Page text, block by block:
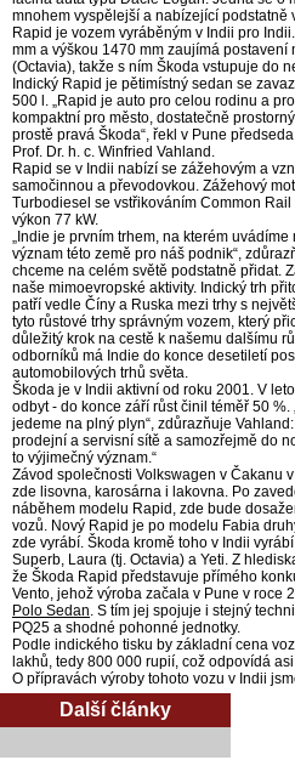
mnohem vyspělejší a nabízející podstatně
Rapid je vozem vyráběným v Indii pro
mm a výškou 1470 mm zaujímá postavení
(Octavia), takže s ním Škoda vstupuje do
Indický Rapid je pětimístný sedan se
500 l. „Rapid je auto pro celou rodinu a
kompaktní pro město, dostatečně
prostě pravá Škoda“, řekl v Pune
Prof. Dr. h. c. Winfried Vahland.
Rapid se v Indii nabízí se zážehovým a
samočinnou a převodovkou. Zážehový
Turbodiesel se vstřikováním Common
výkon 77 kW.
„Indie je prvním trhem, na kterém
význam této země pro náš podnik“,
chceme na celém světě podstatně přidat.
naše mimoevropské aktivity. Indický trh
patří vedle Číny a Ruska mezi trhy s
tyto růstové trhy správným vozem, který
důležitý krok na cestě k našemu dalšímu
odborníků má Indie do konce desetiletí
automobilových trhů světa.
Škoda je v Indii aktivní od roku 2001. V
odbyt - do konce září růst činil téměř 50
jedeme na plný plyn“, zdůrazňuje
prodejní a servisní sítě a samozřejmě do
to výjimečný význam.“
Závod společnosti Volkswagen v Čakanu
zde lisovna, karosárna i lakovna. Po
náběhem modelu Rapid, zde bude
vozů. Nový Rapid je po modelu Fabia
zde vyrábí. Škoda kromě toho v Indii
Superb, Laura (tj. Octavia) a Yeti. Z
že Škoda Rapid představuje přímého
Vento, jehož výroba začala v Pune v roce
Polo Sedan. S tím jej spojuje i stejný
PQ25 a shodné pohonné jednotky.
Podle indického tisku by základní cena
lakhů, tedy 800 000 rupií, což odpovídá
O přípravách výroby tohoto vozu v Indii
Další články